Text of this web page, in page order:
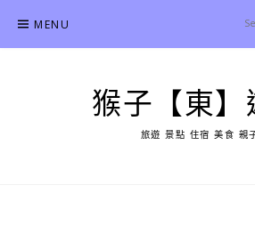
content
MENU
猴子【東】
旅遊 景點 住宿 美食 親